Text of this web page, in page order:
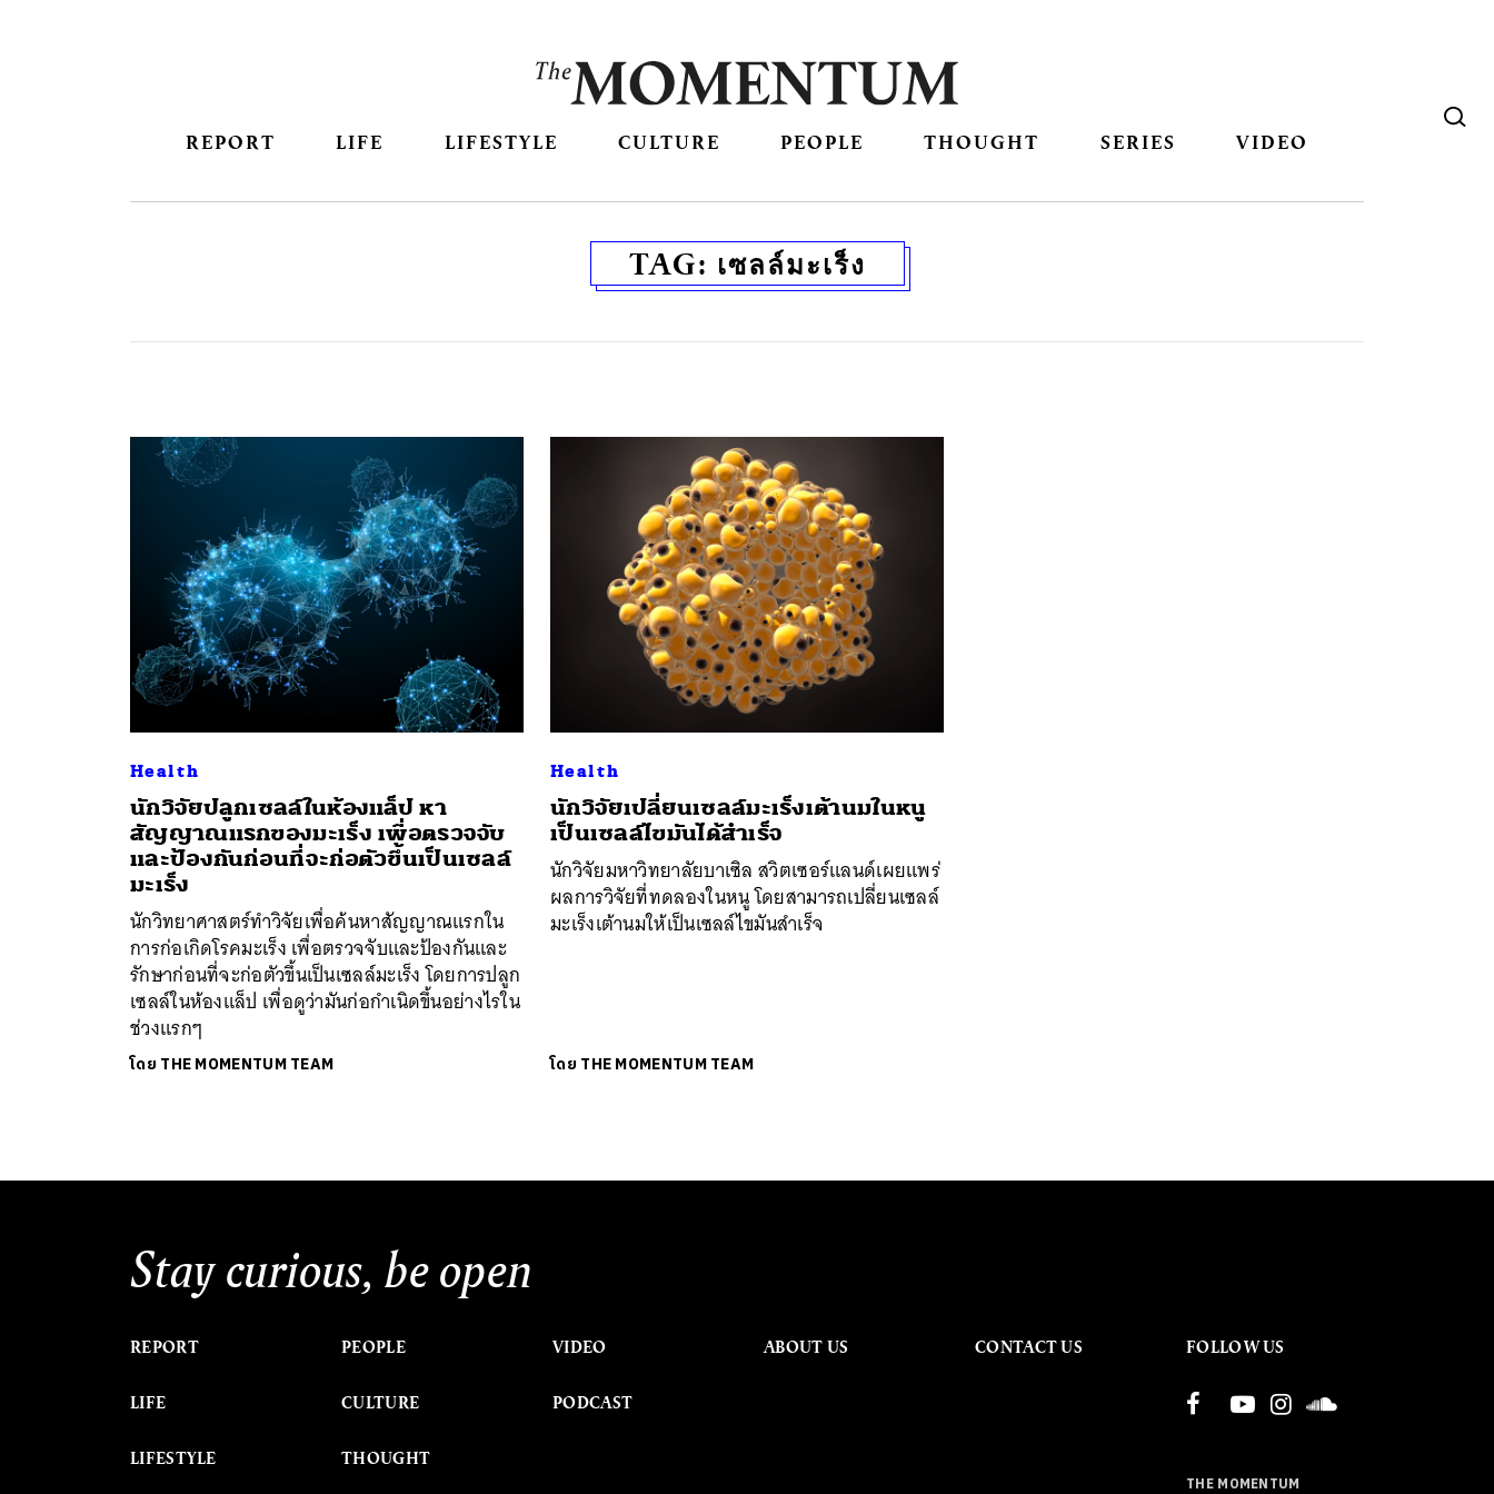
REPORT LIFE LIFESTYLE CULTURE PEOPLE THOUGHT SERIES VIDEO
TAG: เซลล์มะเร็ง
Health
นักวิจัยปลูกเซลล์ในห้องแล็ป หา
สัญญาณแรกของมะเร็ง เพื่อตรวจจับ
และป้องกันก่อนที่จะก่อตัวขึ้นเป็นเซลล์
มะเร็ง
นักวิทยาศาสตร์ทำวิจัยเพื่อค้นหาสัญญาณแรกใน
การก่อเกิดโรคมะเร็ง เพื่อตรวจจับและป้องกันและ
รักษาก่อนที่จะก่อตัวขึ้นเป็นเซลล์มะเร็ง โดยการปลูก
เซลล์ในห้องแล็ป เพื่อดูว่ามันก่อกำเนิดขึ้นอย่างไรใน
ช่วงแรกๆ
โดย THE MOMENTUM TEAM
Health
นักวิจัยเปลี่ยนเซลล์มะเร็งเต้านมในหนู
เป็นเซลล์ไขมันได้สำเร็จ
นักวิจัยมหาวิทยาลัยบาเซิล สวิตเซอร์แลนด์เผยแพร่
ผลการวิจัยที่ทดลองในหนู โดยสามารถเปลี่ยนเซลล์
มะเร็งเต้านมให้เป็นเซลล์ไขมันสำเร็จ
โดย THE MOMENTUM TEAM
Stay curious, be open
REPORT
LIFE
LIFESTYLE
PEOPLE
CULTURE
THOUGHT
VIDEO
PODCAST
ABOUT US CONTACT US FOLLOW US
THE MOMENTUM
ค้นหา
SHARE TWEET LINE EMAIL